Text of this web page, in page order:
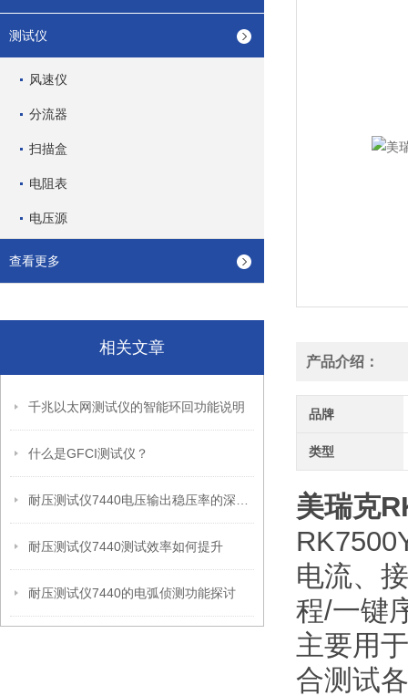
测试仪
风速仪
分流器
扫描盒
电阻表
电压源
查看更多
相关文章
千兆以太网测试仪的智能环回功能说明
什么是GFCI测试仪？
耐压测试仪7440测试效率如何提升
耐压测试仪7440的电弧侦测功能探讨
产品介绍：
品牌
类型
美瑞克
电流、
程/一键
主要用
合测试